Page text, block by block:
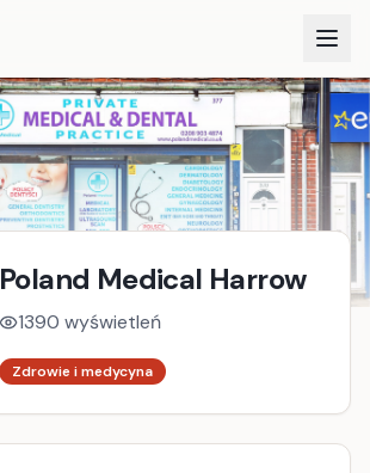
Poland Medical Harrow
1390 wyświetleń
Zdrowie i medycyna